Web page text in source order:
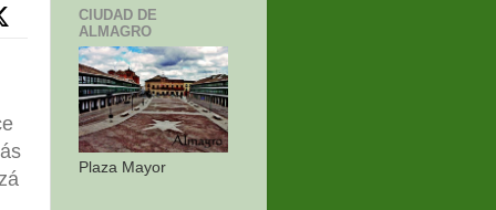
CIUDAD DE
ALMAGRO
Plaza Mayor